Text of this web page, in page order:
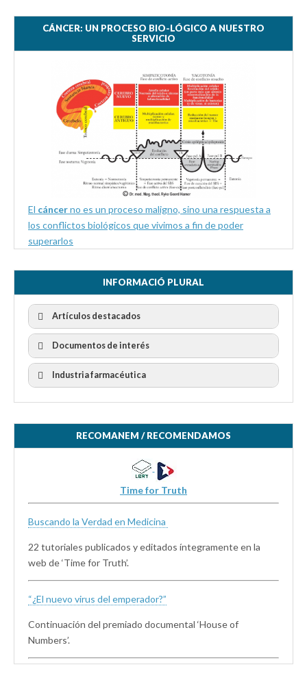
CÁNCER: UN PROCESO BIO-LÓGICO A NUESTRO
SERVICIO
El cáncerno es un proceso maligno, sino una respuesta a
los conflictos biológicos que vivimos a fin de poder
superarlos
INFORMACIÓ PLURAL
Artículos destacados
Documentos de interés
Industria farmacéutica
RECOMANEM / RECOMENDAMOS
Time for Truth
Buscando la Verdad en Medicina
22 tutoriales publicados y editados íntegramente en la
web de ‘Time for Truth’.
“¿El nuevo virus del emperador?”
Continuación del premiado documental ‘House of
Numbers’.